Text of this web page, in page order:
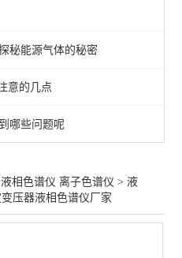
秘能源气体的秘密
意的几点
哪些问题呢
液相色谱仪 离子色谱仪 >液
压器液相色谱仪厂家